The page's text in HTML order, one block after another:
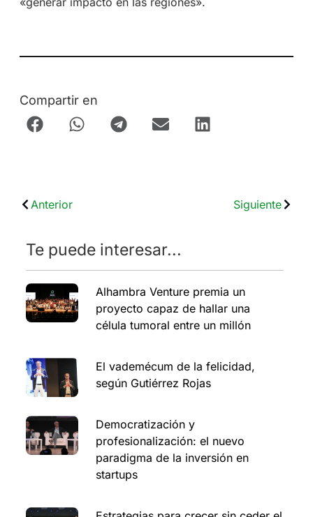
Compartir en
Anterior Siguiente
Te puede interesar...
Alhambra Venture premia un
proyecto capaz de hallar una
célula tumoral entre un millón
El vademécum de la felicidad,
según Gutiérrez Rojas
Democratización y
profesionalización: el nuevo
paradigma de la inversión en
startups